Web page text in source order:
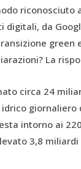
digitali, da
green
La
circa 24
intorno ai
3,8